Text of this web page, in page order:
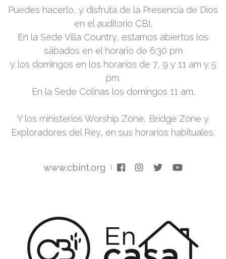
Puedes hacerlo, y disfruta de la Presencia de Dios
en el auditorio CBI.
En la Sede Villa Country, estamos abiertos los
sábados en el horario de 6:30 pm
y los domingos en los horarios de 7, 9 y 11 am y 5
pm.
En la Sede Colinas los domingos 11 am.
Y los ministerios Worship Zone, Bridge Zone y
Exploradores del Rey, en sus horarios habituales.
www.cbint.org |